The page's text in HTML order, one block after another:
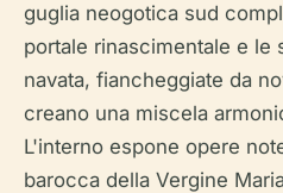
guglia neogotica sud
portale rinascimentale e le
navata, fiancheggiate da
creano una miscela
L'interno espone opere
barocca della Vergine